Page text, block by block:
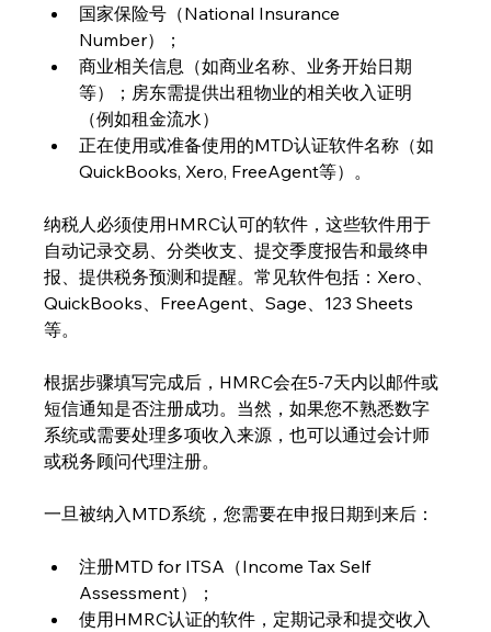
国家保险号（National Insurance
Number）；
商业相关信息（如商业名称、业务开始日期
等）；房东需提供出租物业的相关收入证明
（例如租金流水）
正在使用或准备使用的MTD认证软件名称（如
QuickBooks, Xero, FreeAgent等）。
纳税人必须使用HMRC认可的软件，这些软件用于
自动记录交易、分类收支、提交季度报告和最终申
报、提供税务预测和提醒。常见软件包括：Xero、
QuickBooks、FreeAgent、Sage、123 Sheets
等。
根据步骤填写完成后，HMRC会在5-7天内以邮件或
短信通知是否注册成功。当然，如果您不熟悉数字
系统或需要处理多项收入来源，也可以通过会计师
或税务顾问代理注册。
一旦被纳入MTD系统，您需要在申报日期到来后：
注册MTD for ITSA（Income Tax Self
Assessment）；
使用HMRC认证的软件，定期记录和提交收入